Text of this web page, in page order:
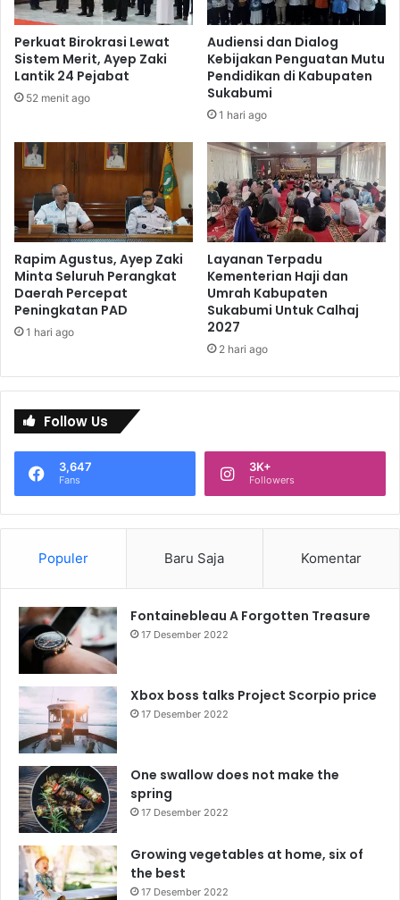
Perkuat Birokrasi Lewat
Sistem Merit, Ayep Zaki
Lantik 24 Pejabat
52 menit ago
Audiensi dan Dialog
Kebijakan Penguatan Mutu
Pendidikan di Kabupaten
Sukabumi
1 hari ago
Rapim Agustus, Ayep Zaki
Minta Seluruh Perangkat
Daerah Percepat
Peningkatan PAD
1 hari ago
Layanan Terpadu
Kementerian Haji dan
Umrah Kabupaten
Sukabumi Untuk Calhaj
2027
2 hari ago
Follow Us
3,647
Fans
3K+
Followers
Populer Baru Saja Komentar
Fontainebleau A Forgotten Treasure
17 Desember 2022
Xbox boss talks Project Scorpio price
17 Desember 2022
One swallow does not make the
spring
17 Desember 2022
Growing vegetables at home, six of
the best
17 Desember 2022